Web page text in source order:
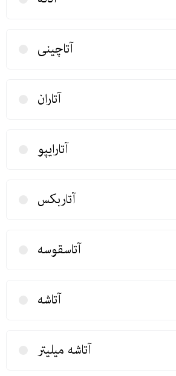
آتاچینی
آتاران
آتارایپو
آتاربكس
آتاسقوسه
آتاشه
آتاشه میلیتر